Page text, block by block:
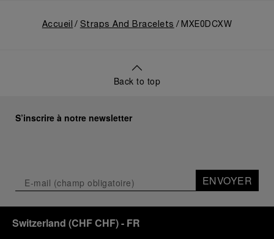
Accueil Straps And Bracelets MXE0DCXW
Back to top
S’inscrire à notre newsletter
ENVOYER
Switzerland (CHF CHF)- FR